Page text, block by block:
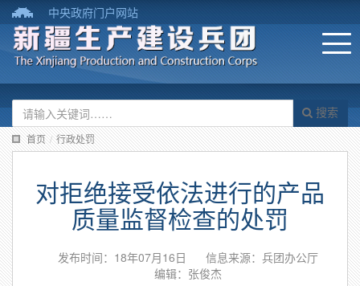
中央政府门户网站
搜索
首页 / 行政处罚
对拒绝接受依法进行的产品
质量监督检查的处罚
发布时间：18年07月16日
信息来源：兵团办公厅
编辑：张俊杰